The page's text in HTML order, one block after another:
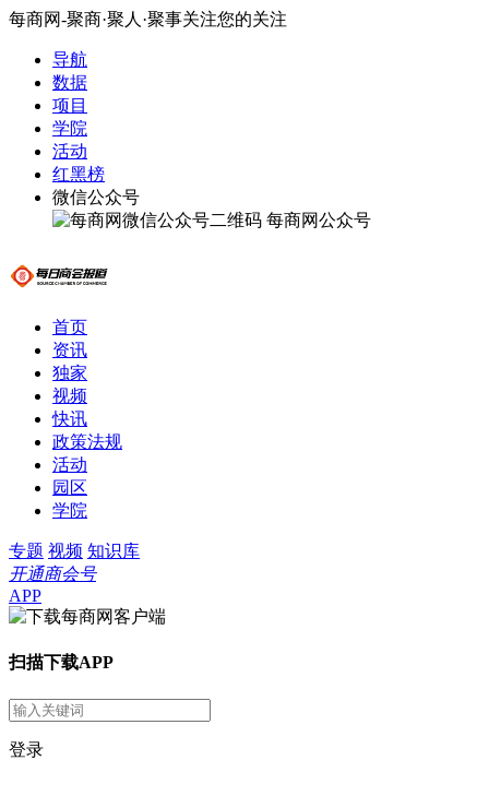
每商网-聚商·聚人·聚事关注您的关注
导航
数据
项目
学院
活动
红黑榜
微信公众号
每商网公众号
首页
资讯
独家
视频
快讯
政策法规
活动
园区
学院
专题 视频 知识库
开通商会号
APP
扫描下载APP
登录